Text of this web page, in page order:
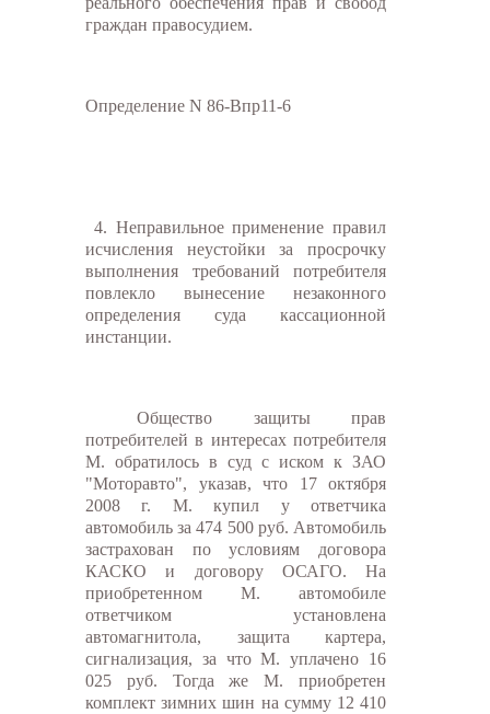
граждан правосудием.
Определение N 86-Впр11-6
4. Неправильное применение правил
исчисления неустойки за просрочку
выполнения требований потребителя
повлекло вынесение незаконного
определения суда кассационной
инстанции.
Общество защиты прав
потребителей в интересах потребителя
М. обратилось в суд с иском к ЗАО
"Моторавто", указав, что 17 октября
2008 г. М. купил у ответчика
автомобиль за 474 500 руб. Автомобиль
застрахован по условиям договора
КАСКО и договору ОСАГО. На
приобретенном М. автомобиле
ответчиком установлена
автомагнитола, защита картера,
сигнализация, за что М. уплачено 16
025 руб. Тогда же М. приобретен
комплект зимних шин на сумму 12 410